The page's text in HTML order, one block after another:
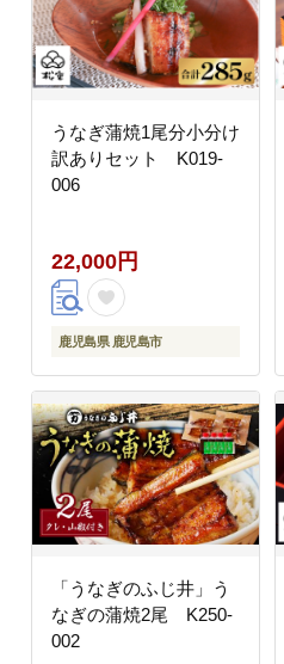
うなぎ蒲焼1尾分小分け
訳ありセット K019-
006
22,000円
鹿児島県 鹿児島市
「うなぎのふじ井」う
なぎの蒲焼2尾 K250-
002